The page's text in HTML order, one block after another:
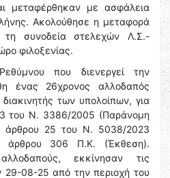
μεταφέρθηκαν με ασφάλεια
Ακολούθησε η μεταφορά
συνοδεία στελεχών Λ.Σ.-
φιλοξενίας.
που διενεργεί την
ένας 26χρονος αλλοδαπός
των υπολοίπων, για
του Ν. 3386/2005 (Παράνομη
άρθρου 25 του Ν. 5038/2023
άρθρου 306 Π.Κ. (Έκθεση).
εκκίνησαν τις
29-08-25 από την περιοχή του